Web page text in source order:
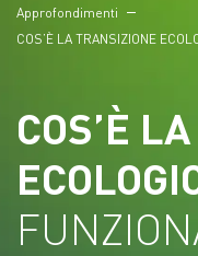
Approfondimenti
COS’È LA TRANSIZIONE
COS’È